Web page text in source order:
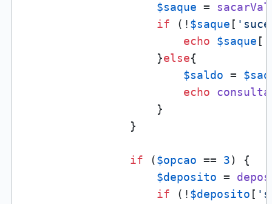
$saque =
if (! $saque [
echo
$saque [
                    }
else{
$saldo =
echo
                    }
                }
if ($opcao == 3) {
$deposito =
if (! $deposito [